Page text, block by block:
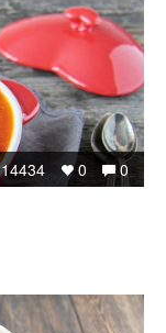
0
0
14434